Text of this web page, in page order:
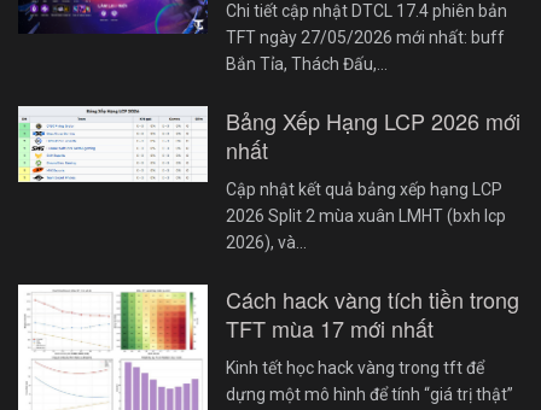
Chi tiết cập nhật DTCL 17.4 phiên bản
TFT ngày 27/05/2026 mới nhất: buff
Bắn Tỉa, Thách Đấu,…
Bảng Xếp Hạng LCP 2026 mới
nhất
Cập nhật kết quả bảng xếp hạng LCP
2026 Split 2 mùa xuân LMHT (bxh lcp
2026), và…
Cách hack vàng tích tiền trong
TFT mùa 17 mới nhất
Kinh tết học hack vàng trong tft để
dựng một mô hình để tính “giá trị thật”